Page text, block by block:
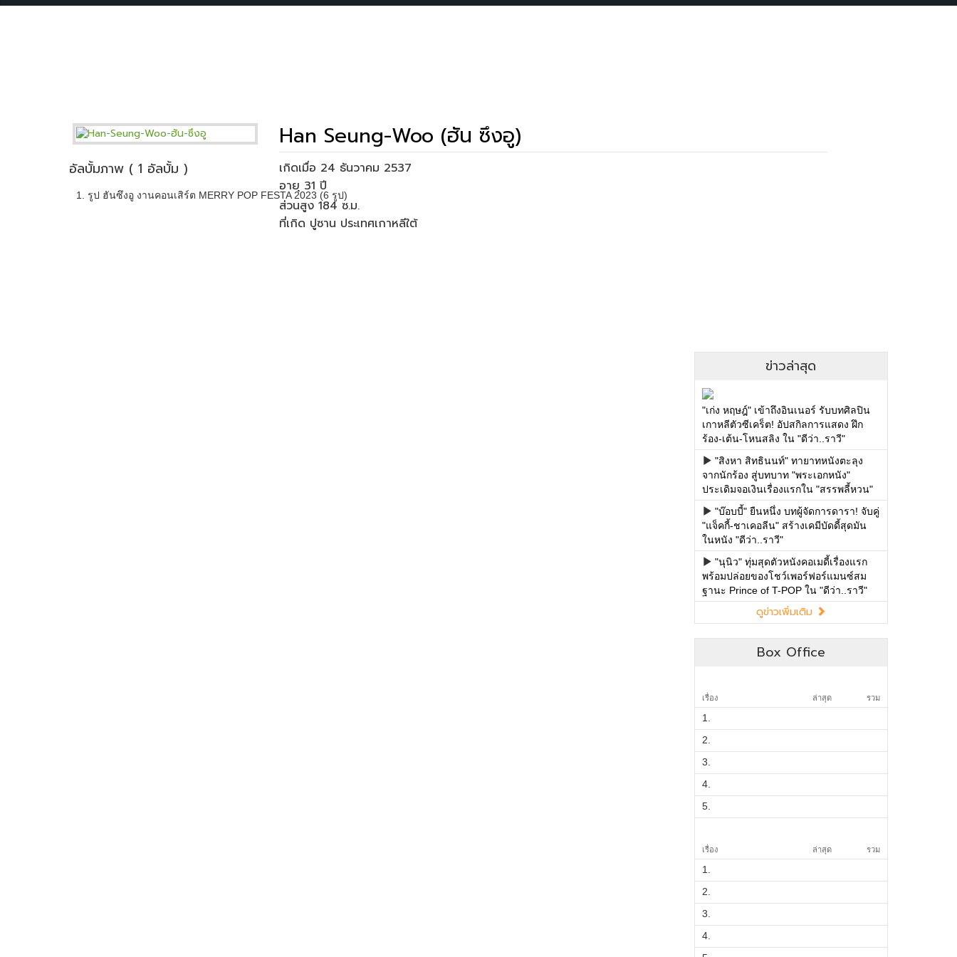
Han Seung-Woo (ฮัน ซึงอู)
เกิดเมื่อ 24 ธันวาคม 2537
ส่วนสูง 184 ซ.ม.
ที่เกิด ปูซาน ประเทศเกาหลีใต้
อัลบั้มภาพ ( 1 อัลบั้ม )
1. รูป ฮันซึงอู งานคอนเสิร์ต MERRY POP FESTA 2023 (6 รูป)
ข่าวล่าสุด
"เก่ง หฤษฎ์" เข้าถึงอินเนอร์ รับบทศิลปิน
เกาหลีตัวซีเคร็ต! อัปสกิลการแสดง ฝึก
ร้อง-เต้น-โหนสลิง ใน "ดีว่า..ราวี"
"สิงหา สิทธินนท์" ทายาทหนังตะลุง
จากนักร้อง สู่บทบาท "พระเอกหนัง"
ประเดิมจอเงินเรื่องแรกใน "สรรพลี้หวน"
"บ๊อบบี้" ยืนหนึ่ง บทผู้จัดการดารา! จับคู่
"แจ็คกี้-ชาเคอลีน" สร้างเคมีบัดดี้สุดมัน
ในหนัง "ดีว่า..ราวี"
"นุนิว" ทุ่มสุดตัวหนังคอเมดี้เรื่องแรก
พร้อมปล่อยของโชว์เพอร์ฟอร์แมนซ์สม
ฐานะ Prince of T-POP ใน "ดีว่า..ราวี"
ดูข่าวเพิ่มเติม
Box Office
เรื่อง ล่าสุด รวม
1.
2.
3.
4.
5.
เรื่อง ล่าสุด รวม
1.
2.
3.
4.